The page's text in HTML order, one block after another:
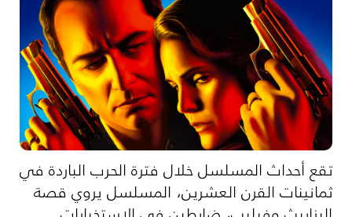
تقع أحداث المسلسل خلال فترة الحرب الباردة في
ثمانينات القرن العشرين، المسلسل يروي قصة